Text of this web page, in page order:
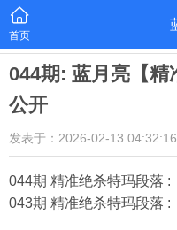
首页
044期: 蓝月亮【
公开
发表于：2026-02-13 04:32:16
044期 精准绝杀特玛段落 :
043期 精准绝杀特玛段落 :